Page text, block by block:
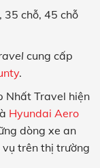
35 chỗ, 45 chỗ
cung cấp
.
Nhất Travel hiện
Hyundai Aero
dòng xe an
trên thị trường